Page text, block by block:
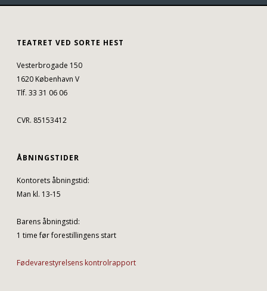
TEATRET VED SORTE HEST
Vesterbrogade 150
1620 København V
Tlf. 33 31 06 06
CVR. 85153412
ÅBNINGSTIDER
Kontorets åbningstid:
Man kl. 13-15
Barens åbningstid:
1 time før forestillingens start
Fødevarestyrelsens kontrolrapport